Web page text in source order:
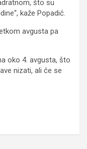
što su
kaže Popadić.
avgusta pa
oko 4. avgusta, što
nizati, ali će se